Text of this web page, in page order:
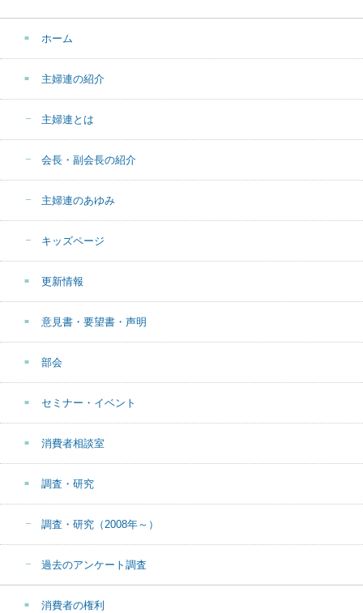
ホーム
主婦連の紹介
主婦連とは
会長・副会長の紹介
主婦連のあゆみ
キッズページ
更新情報
意見書・要望書・声明
部会
セミナー・イベント
消費者相談室
調査・研究
調査・研究（2008年～）
過去のアンケート調査
消費者の権利